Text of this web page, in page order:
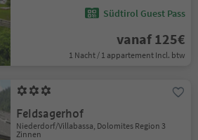
Südtirol Guest Pass
vanaf 125€
1 Nacht / 1 appartement Incl. btw
Feldsagerhof
Niederdorf/Villabassa, Dolomites Region 3
Zinnen